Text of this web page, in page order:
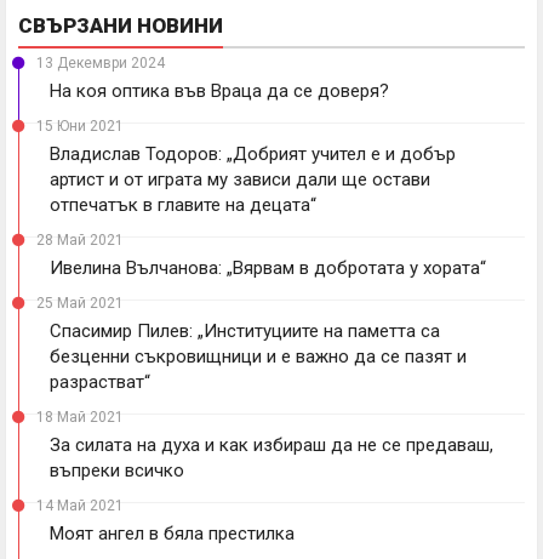
СВЪРЗАНИ НОВИНИ
13 Декември 2024
На коя оптика във Враца да се доверя?
15 Юни 2021
Владислав Тодоров: „Добрият учител е и добър
артист и от играта му зависи дали ще остави
отпечатък в главите на децата“
28 Май 2021
Ивелина Вълчанова: „Вярвам в добротата у хората“
25 Май 2021
Спасимир Пилев: „Институциите на паметта са
безценни съкровищници и е важно да се пазят и
разрастват“
18 Май 2021
За силата на духа и как избираш да не се предаваш,
въпреки всичко
14 Май 2021
Моят ангел в бяла престилка